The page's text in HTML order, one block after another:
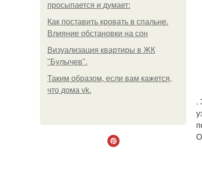
просыпается и думает:
Как поставить кровать в спальне.
Влияние обстановки на сон
Визуализация квартиры в ЖК
"Булычев".
Таким образом, если вам кажется,
что дома vk.
.